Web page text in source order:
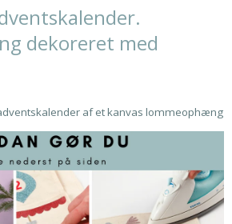
dekoreret med
af et kanvas lommeophæng